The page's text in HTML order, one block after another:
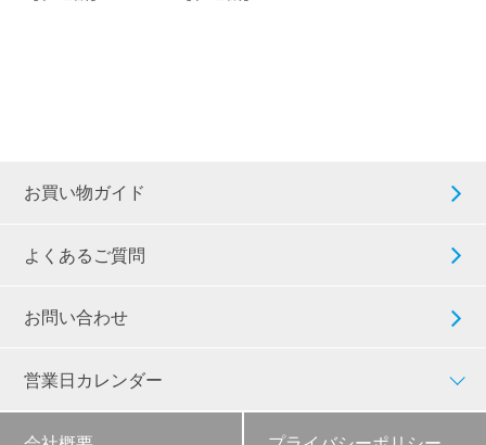
お買い物ガイド
よくあるご質問
お問い合わせ
営業日カレンダー